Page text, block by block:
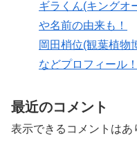
ギラくん(キングオ
や名前の由来も！
岡田梢位(観葉植物
などプロフィール！
最近のコメント
表示できるコメントはあ